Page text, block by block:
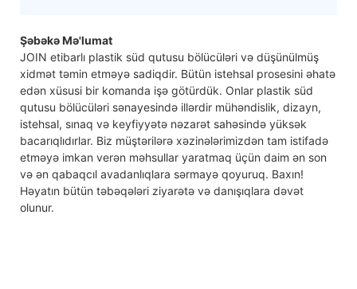
Şəbəkə Mə'lumat
JOIN etibarlı plastik süd qutusu bölücüləri və düşünülmüş
xidmət təmin etməyə sadiqdir. Bütün istehsal prosesini əhatə
edən xüsusi bir komanda işə götürdük. Onlar plastik süd
qutusu bölücüləri sənayesində illərdir mühəndislik, dizayn,
istehsal, sınaq və keyfiyyətə nəzarət sahəsində yüksək
bacarıqlıdırlar. Biz müştərilərə xəzinələrimizdən tam istifadə
etməyə imkan verən məhsullar yaratmaq üçün daim ən son
və ən qabaqcıl avadanlıqlara sərmayə qoyuruq. Baxın!
Həyatın bütün təbəqələri ziyarətə və danışıqlara dəvət
olunur.